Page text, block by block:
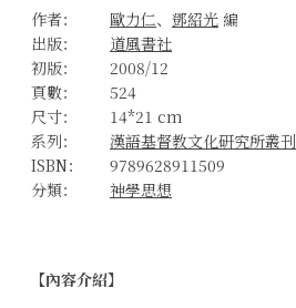
作者： 歐力仁、 鄧紹光 編
出版：
道風書社
初版：
2008/12
頁數：
524
尺寸：
14*21 cm
系列：
漢語基督教文化研究所叢刊
ISBN：
9789628911509
分類：
神學思想
【內容介紹】